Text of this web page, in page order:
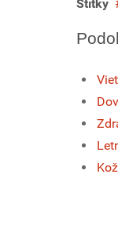
Štítky